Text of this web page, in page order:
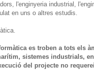
l'enginyeria industrial,
en uns o altres estudis.
es troben a tots els
sistemes industrials,
del projecte no